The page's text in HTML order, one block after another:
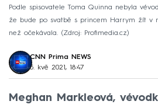
Podle spisovatele Toma Quinna nebyla
že bude po svatbě s princem Harrym žít v
než očekávala.
Zdroj: Profimedia.cz
CNN Prima NEWS
5. kvě 2021, 18:47
Meghan Markleová,